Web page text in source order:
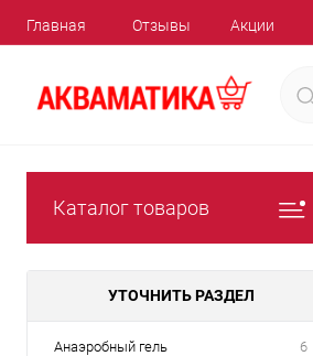
Главная Отзывы Акции
Каталог товаров
УТОЧНИТЬ РАЗДЕЛ
Анаэробный гель 6